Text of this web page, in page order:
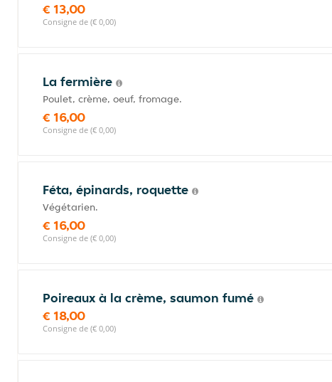
€ 13,00
Consigne de (€ 0,00)
La fermière
Poulet, crème, oeuf, fromage.
€ 16,00
Consigne de (€ 0,00)
Féta, épinards, roquette
Végétarien.
€ 16,00
Consigne de (€ 0,00)
Poireaux à la crème, saumon fumé
€ 18,00
Consigne de (€ 0,00)